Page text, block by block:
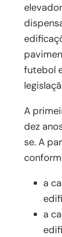
futebol
A
dez
se. A
a
a